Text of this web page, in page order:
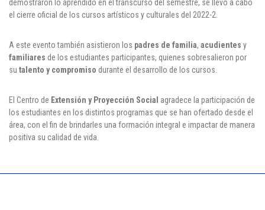
demostraron lo aprendido en el transcurso del semestre, se llevó a cabo
el cierre oficial de los cursos artísticos y culturales del 2022-2.
A este evento también asistieron los padres de familia, acudientes y
familiares de los estudiantes participantes, quienes sobresalieron por
su talento y compromiso durante el desarrollo de los cursos.
El Centro de Extensión y Proyección Social agradece la participación de
los estudiantes en los distintos programas que se han ofertado desde el
área, con el fin de brindarles una formación integral e impactar de manera
positiva su calidad de vida.
Denuncia de Corrupción y Sobornos